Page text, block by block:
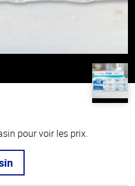
pour voir les prix.